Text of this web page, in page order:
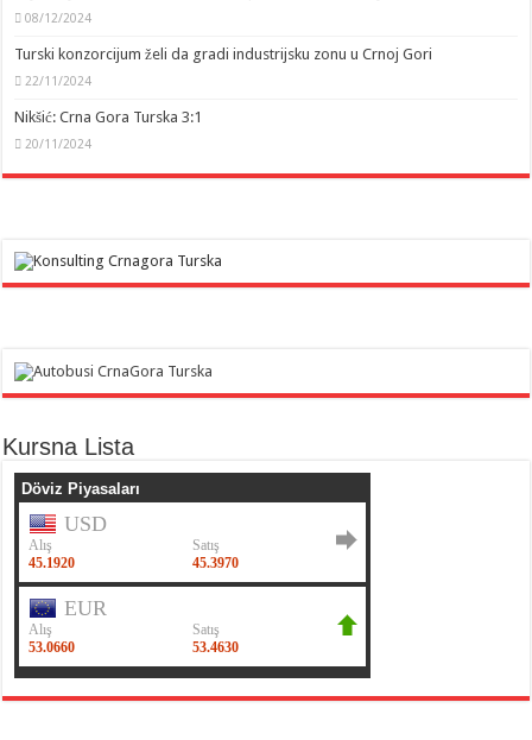
08/12/2024
Turski konzorcijum želi da gradi industrijsku zonu u Crnoj Gori
22/11/2024
Nikšić: Crna Gora Turska 3:1
20/11/2024
Kursna Lista